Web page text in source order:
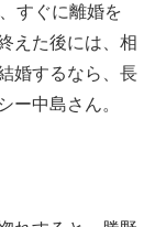
すぐに離婚を
えた後には、相
婚するなら、長
ー中島さん。